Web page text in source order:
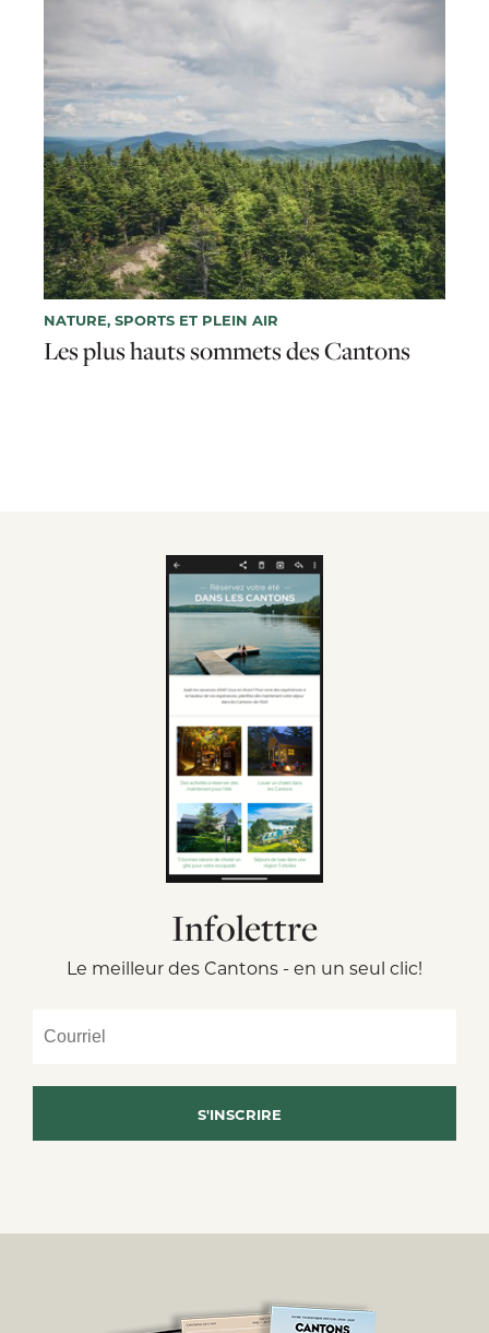
NATURE, SPORTS ET PLEIN AIR
Les plus hauts sommets des Cantons
Infolettre
Le meilleur des Cantons - en un seul clic!